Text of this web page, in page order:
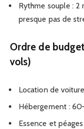
Rythme souple : 2
presque pas de
Ordre de
vols)
Location de
Hébergement :
Essence et